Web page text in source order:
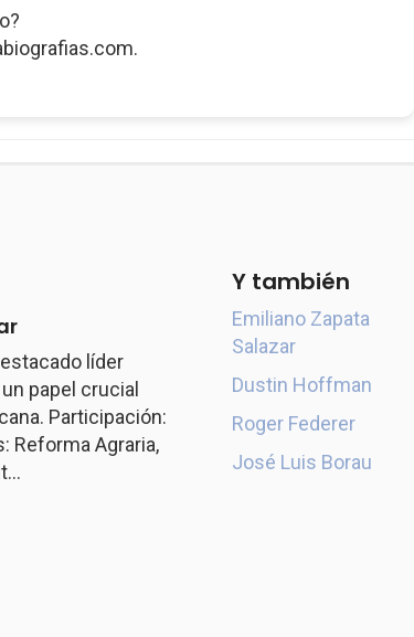
líder
papel crucial
Participación:
Reforma Agraria,
Y también
Emiliano Zapata
Salazar
Dustin Hoffman
Roger Federer
José Luis Borau